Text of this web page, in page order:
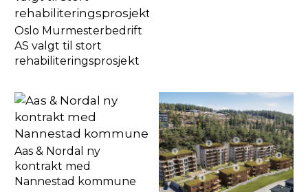
Oslo Murmesterbedrift
AS valgt til stort
rehabiliteringsprosjekt
Aas & Nordal ny
kontrakt med
Nannestad kommune